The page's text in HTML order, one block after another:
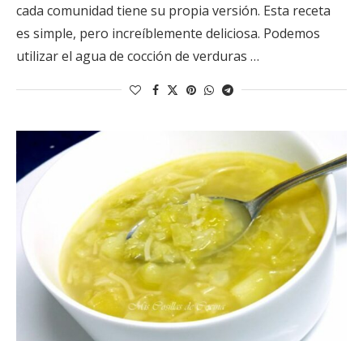
cada comunidad tiene su propia versión. Esta receta
es simple, pero increíblemente deliciosa. Podemos
utilizar el agua de cocción de verduras …